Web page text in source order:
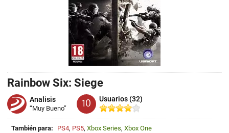
Rainbow Six: Siege
Analisis
“Muy Bueno” 10 Usuarios (32)
También para: PS4, PS5, Xbox Series, Xbox One